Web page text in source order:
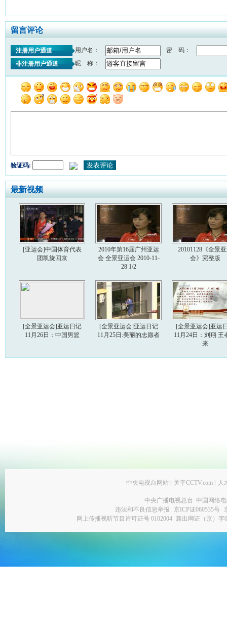
留言评论
注册用户通道 用户名：
密 码：
非注册用户通道
昵 称：
验证码:
最新视频
[亚运会]中国体育代表
团凯旋回京
2010年第16届广州亚运
会 全景亚运会 2010-11-
28 1/2
20101128《全景
会》完整版
[全景亚运会]亚运日记
11月26日：中国男篮
[全景亚运会]亚运日记
11月25日:美丽的志愿者
[全景亚运会]亚运
11月24日：刘翔 王
来
中央电视台网站 关于CCTV.com 人
中央广播电视总台 中国网络
违法和不良信息举报
京ICP证060535号
网上传播视听节目许可证号 0102004 新出网证（京）